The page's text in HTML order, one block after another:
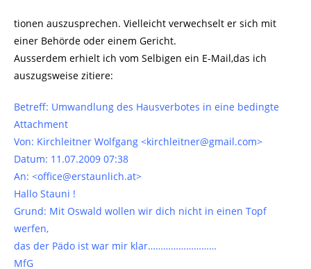
tionen auszusprechen. Vielleicht verwechselt er sich mit
einer Behörde oder einem Gericht.
Ausserdem erhielt ich vom Selbigen ein E-Mail,das ich
auszugsweise zitiere:
Betreff: Umwandlung des Hausverbotes in eine bedingte
Attachment
Von: Kirchleitner Wolfgang <kirchleitner@gmail.com>
Datum: 11.07.2009 07:38
An: <office@erstaunlich.at>
Hallo Stauni !
Grund: Mit Oswald wollen wir dich nicht in einen Topf
werfen,
das der Pädo ist war mir klar………………………
MfG